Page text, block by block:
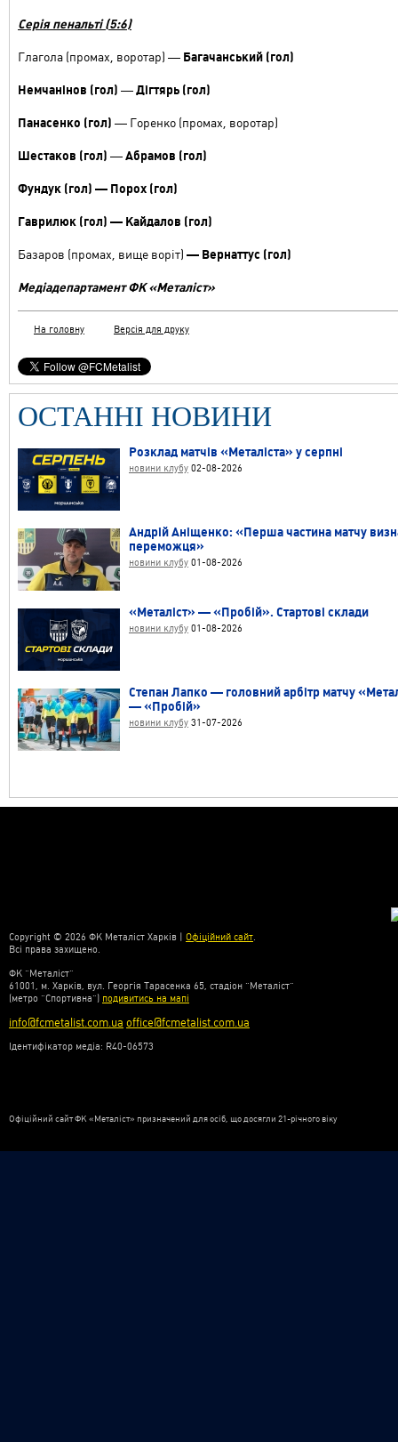
Серія пенальті (5:6)
Глагола (промах, воротар) — Багачанський (гол)
Немчанінов (гол) —Дігтярь (гол)
Панасенко (гол) — Горенко (промах, воротар)
Шестаков (гол) —Абрамов (гол)
Фундук (гол) — Порох (гол)
Гаврилюк (гол) — Кайдалов (гол)
Базаров (промах, вище воріт) — Вернаттус (гол)
Медіадепартамент ФК «Металіст»
На головну Версія для друку
ОСТАННІ НОВИНИ
Розклад матчів «Металіста» у серпні
новини клубу 02-08-2026
Андрій Аніщенко: «Перша частина матчу
переможця»
новини клубу 01-08-2026
«Металіст» — «Пробій». Стартові склади
новини клубу 01-08-2026
Степан Лапко — головний арбітр матчу
— «Пробій»
новини клубу 31-07-2026
Copyright © 2026 ФК Металіст Харків | Офіційний сайт.
Всі права захищено.
ФК “Металіст”
61001, м. Харків, вул. Георгія Тарасенка 65, стадіон “Металіст”
(метро “Спортивна”) подивитись на мапі
info@fcmetalist.com.ua office@fcmetalist.com.ua
Ідентифікатор медіа: R40-06573
Офіційний сайт ФК «Металіст» призначений для осіб, що досягли 21-річного віку